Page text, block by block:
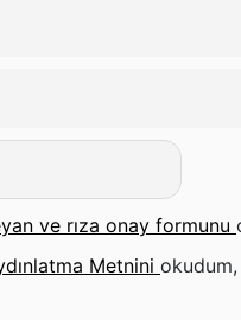
ve rıza onay formunu
Metnini okudum,